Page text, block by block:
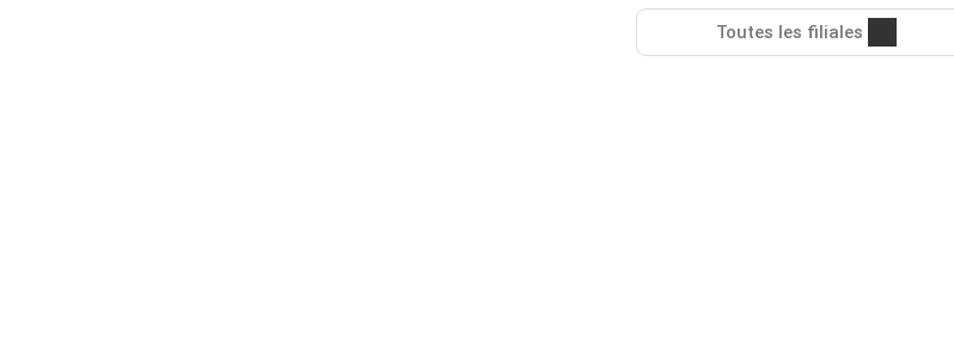
Toutes les filiales